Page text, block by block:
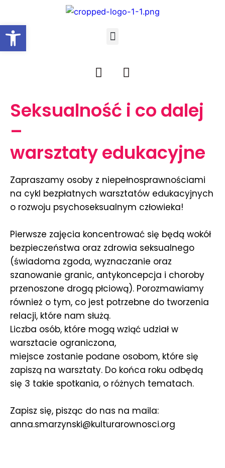
Open toolbar
Seksualność i co dalej
–
warsztaty edukacyjne
Zapraszamy osoby z niepełnosprawnościami
na cykl bezpłatnych warsztatów edukacyjnych
o rozwoju psychoseksualnym człowieka!
Pierwsze zajęcia koncentrować się będą wokół
bezpieczeństwa oraz zdrowia seksualnego
(świadoma zgoda, wyznaczanie oraz
szanowanie granic, antykoncepcja i choroby
przenoszone drogą płciową). Porozmawiamy
również o tym, co jest potrzebne do tworzenia
relacji, które nam służą.
Liczba osób, które mogą wziąć udział w
warsztacie ograniczona,
miejsce zostanie podane osobom, które się
zapiszą na warsztaty. Do końca roku odbędą
się 3 takie spotkania, o różnych tematach.
Zapisz się, pisząc do nas na maila:
anna.smarzynski@kulturarownosci.org